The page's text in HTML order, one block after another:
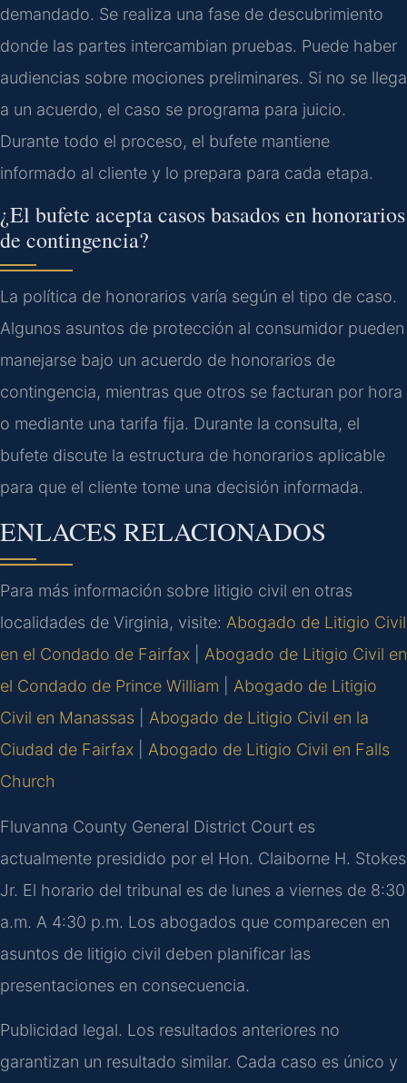
demandado. Se realiza una fase de descubrimiento
donde las partes intercambian pruebas. Puede haber
audiencias sobre mociones preliminares. Si no se llega
a un acuerdo, el caso se programa para juicio.
Durante todo el proceso, el bufete mantiene
informado al cliente y lo prepara para cada etapa.
¿El bufete acepta casos basados en honorarios
de contingencia?
La política de honorarios varía según el tipo de caso.
Algunos asuntos de protección al consumidor pueden
manejarse bajo un acuerdo de honorarios de
contingencia, mientras que otros se facturan por hora
o mediante una tarifa fija. Durante la consulta, el
bufete discute la estructura de honorarios aplicable
para que el cliente tome una decisión informada.
ENLACES RELACIONADOS
Para más información sobre litigio civil en otras
localidades de Virginia, visite: Abogado de Litigio Civil
en el Condado de Fairfax
Abogado de Litigio Civil en
el Condado de Prince William
Abogado de Litigio
Civil en Manassas
Abogado de Litigio Civil en la
Ciudad de Fairfax
Abogado de Litigio Civil en Falls
Church
Fluvanna County General District Court es
actualmente presidido por el Hon. Claiborne H. Stokes
Jr. El horario del tribunal es de lunes a viernes de 8:30
a.m. A 4:30 p.m. Los abogados que comparecen en
asuntos de litigio civil deben planificar las
presentaciones en consecuencia.
Publicidad legal. Los resultados anteriores no
garantizan un resultado similar. Cada caso es único y